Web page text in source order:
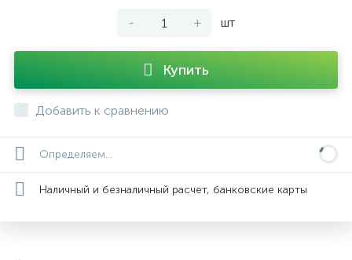
- + шт
Купить
Добавить к сравнению
Определяем...
Наличный и безналичный расчет, банковские карты